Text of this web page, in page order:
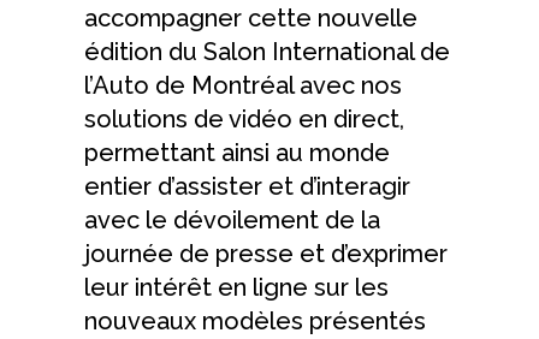
accompagner cette nouvelle
édition du Salon International de
l’Auto de Montréal avec nos
solutions de vidéo en direct,
permettant ainsi au monde
entier d’assister et d’interagir
avec le dévoilement de la
journée de presse et d’exprimer
leur intérêt en ligne sur les
nouveaux modèles présentés